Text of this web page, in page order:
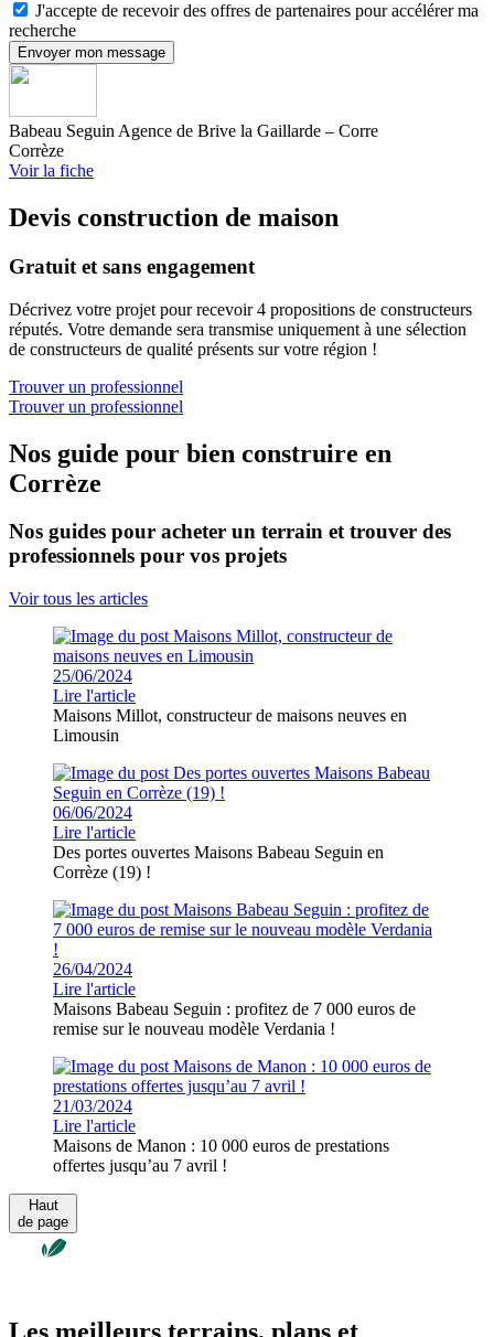
J'accepte de recevoir des offres de partenaires pour accélérer ma
recherche
Envoyer mon message
Babeau Seguin Agence de Brive la Gaillarde – Corre
Corrèze
Voir la fiche
Devis construction de maison
Gratuit et sans engagement
Décrivez votre projet pour recevoir 4 propositions de constructeurs
réputés. Votre demande sera transmise uniquement à une sélection
de constructeurs de qualité présents sur votre région !
Trouver un professionnel
Trouver un professionnel
Nos guide pour bien construire en
Corrèze
Nos guides pour acheter un terrain et trouver des
professionnels pour vos projets
Voir tous les articles
25/06/2024
Lire l'article
Maisons Millot, constructeur de maisons neuves en
Limousin
06/06/2024
Lire l'article
Des portes ouvertes Maisons Babeau Seguin en
Corrèze (19) !
26/04/2024
Lire l'article
Maisons Babeau Seguin : profitez de 7 000 euros de
remise sur le nouveau modèle Verdania !
21/03/2024
Lire l'article
Maisons de Manon : 10 000 euros de prestations
offertes jusqu’au 7 avril !
Haut
de page